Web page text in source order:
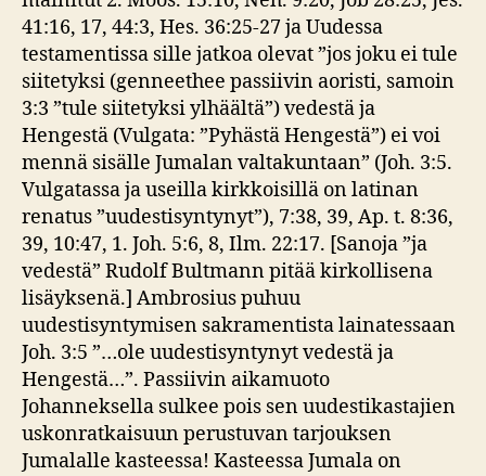
41:16, 17, 44:3, Hes. 36:25-27 ja Uudessa
testamentissa sille jatkoa olevat ”jos joku ei tule
siitetyksi (genneethee passiivin aoristi, samoin
3:3 ”tule siitetyksi ylhäältä”) vedestä ja
Hengestä (Vulgata: ”Pyhästä Hengestä”) ei voi
mennä sisälle Jumalan valtakuntaan” (Joh. 3:5.
Vulgatassa ja useilla kirkkoisillä on latinan
renatus ”uudestisyntynyt”), 7:38, 39, Ap. t. 8:36,
39, 10:47, 1. Joh. 5:6, 8, Ilm. 22:17. [Sanoja ”ja
vedestä” Rudolf Bultmann pitää kirkollisena
lisäyksenä.] Ambrosius puhuu
uudestisyntymisen sakramentista lainatessaan
Joh. 3:5 ”…ole uudestisyntynyt vedestä ja
Hengestä…”. Passiivin aikamuoto
Johanneksella sulkee pois sen uudestikastajien
uskonratkaisuun perustuvan tarjouksen
Jumalalle kasteessa! Kasteessa Jumala on